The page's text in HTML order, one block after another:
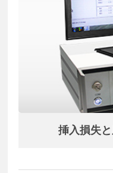
挿入損失